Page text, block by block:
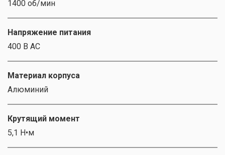
1400 об/мин
Напряжение питания
400 В AC
Материал корпуса
Алюминий
Крутящий момент
5,1 Н•м